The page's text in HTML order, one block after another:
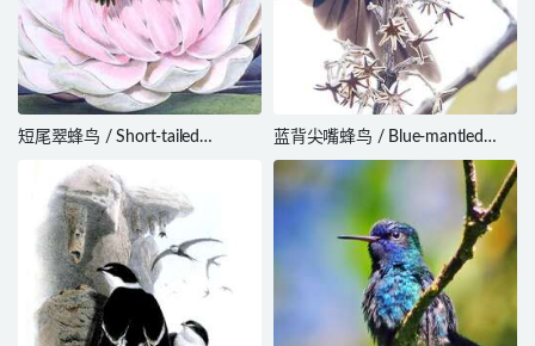
短尾翠蜂鸟 / Short-tailed
poortmani
蓝背尖嘴蜂鸟 / Blue-mantled
Thornbill / Chalcostigma stanleyi